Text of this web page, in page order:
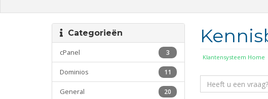
Klantensysteem Home
Categorieën
3
cPanel
11
Dominios
20
General